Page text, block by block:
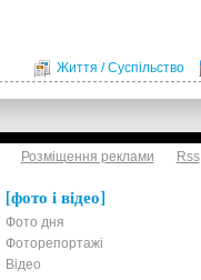
Життя / Суспільство
Розміщення реклами Rss
фото і відео
Фото дня
Фоторепортажі
Відео